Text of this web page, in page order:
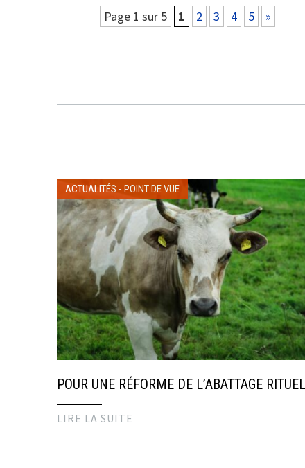
Page 1 sur 5 1 2 3 4 5 »
ACTUALITÉS - POINT DE VUE
POUR UNE RÉFORME DE L’ABATTAGE RITUEL
LIRE LA SUITE